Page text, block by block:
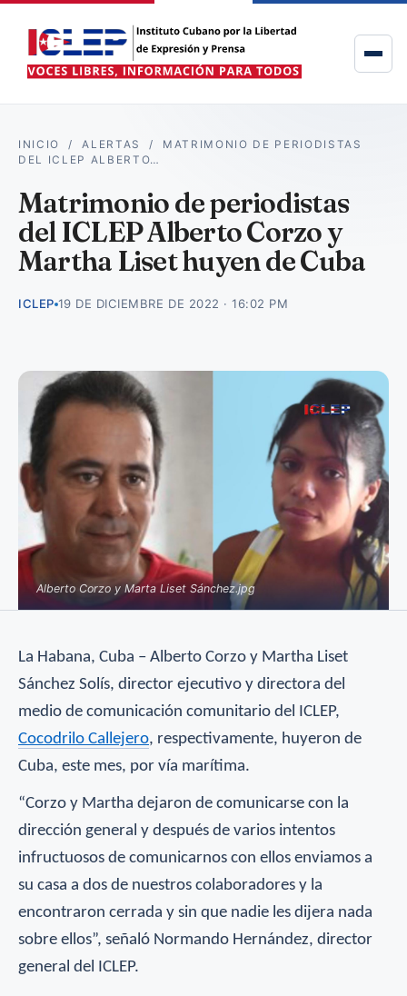
INICIO /ALERTAS / MATRIMONIO DE PERIODISTAS
DEL ICLEP ALBERTO…
Matrimonio de periodistas
del ICLEP Alberto Corzo y
Martha Liset huyen de Cuba
ICLEP 19 DE DICIEMBRE DE 2022 · 16:02 PM
Alberto Corzo y Marta Liset Sánchez.jpg
La Habana, Cuba – Alberto Corzo y Martha Liset
Sánchez Solís, director ejecutivo y directora del
medio de comunicación comunitario del ICLEP,
Cocodrilo Callejero, respectivamente, huyeron de
Cuba, este mes, por vía marítima.
“Corzo y Martha dejaron de comunicarse con la
dirección general y después de varios intentos
infructuosos de comunicarnos con ellos enviamos a
su casa a dos de nuestros colaboradores y la
encontraron cerrada y sin que nadie les dijera nada
sobre ellos”, señaló Normando Hernández, director
general del ICLEP.